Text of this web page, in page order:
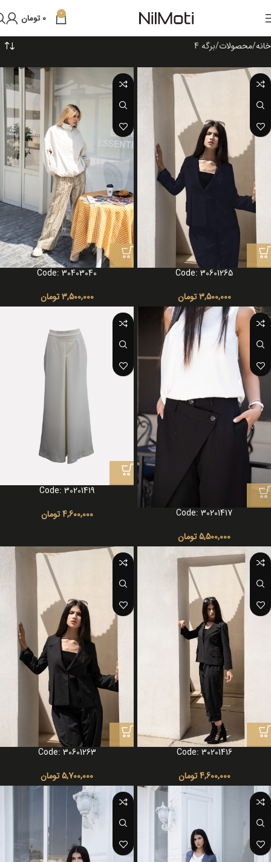
0
0 تومان
خانه محصولات برگه 4
Code: 30601265
3,500,000 تومان
Code: 30403040
3,500,000 تومان
Code: 30201417
5,500,000تومان
Code: 30201419
4,600,000 تومان
Code: 30201416
4,600,000 تومان
Code: 30601263
5,700,000تومان